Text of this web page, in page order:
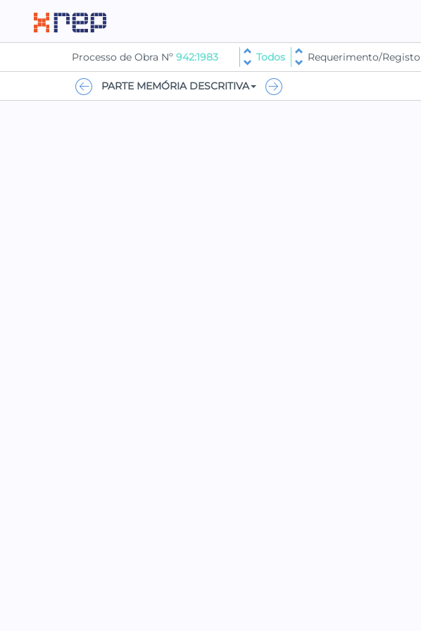
Processo de Obra Nº 942:1983 Todos Requerimento/Registo
PARTE MEMÓRIA DESCRITIVA